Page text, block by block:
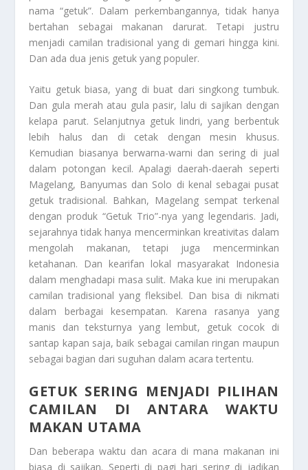
nama “getuk”. Dalam perkembangannya, tidak hanya
bertahan sebagai makanan darurat. Tetapi justru
menjadi camilan tradisional yang di gemari hingga kini.
Dan ada dua jenis getuk yang populer.
Yaitu getuk biasa, yang di buat dari singkong tumbuk.
Dan gula merah atau gula pasir, lalu di sajikan dengan
kelapa parut. Selanjutnya getuk lindri, yang berbentuk
lebih halus dan di cetak dengan mesin khusus.
Kemudian biasanya berwarna-warni dan sering di jual
dalam potongan kecil. Apalagi daerah-daerah seperti
Magelang, Banyumas dan Solo di kenal sebagai pusat
getuk tradisional. Bahkan, Magelang sempat terkenal
dengan produk “Getuk Trio”-nya yang legendaris. Jadi,
sejarahnya tidak hanya mencerminkan kreativitas dalam
mengolah makanan, tetapi juga mencerminkan
ketahanan. Dan kearifan lokal masyarakat Indonesia
dalam menghadapi masa sulit. Maka kue ini merupakan
camilan tradisional yang fleksibel. Dan bisa di nikmati
dalam berbagai kesempatan. Karena rasanya yang
manis dan teksturnya yang lembut, getuk cocok di
santap kapan saja, baik sebagai camilan ringan maupun
sebagai bagian dari suguhan dalam acara tertentu.
GETUK SERING MENJADI PILIHAN
CAMILAN DI ANTARA WAKTU
MAKAN UTAMA
Dan beberapa waktu dan acara di mana makanan ini
biasa di sajikan. Seperti di pagi hari sering di jadikan